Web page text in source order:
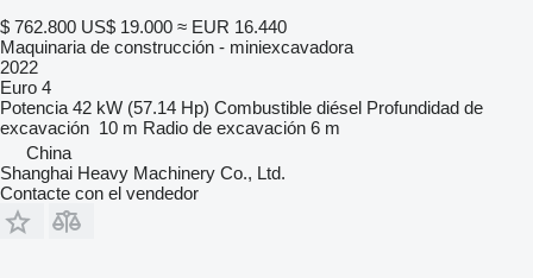
$ 762.800 US$ 19.000 ≈ EUR 16.440
Maquinaria de construcción - miniexcavadora
2022
Euro 4
Potencia 42 kW (57.14 Hp) Combustible diésel Profundidad de
excavación 10 m Radio de excavación 6 m
China
Shanghai Heavy Machinery Co., Ltd.
Contacte con el vendedor